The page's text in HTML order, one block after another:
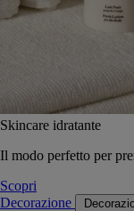
Skincare idratante
Il modo perfetto per
Scopri
Decorazione